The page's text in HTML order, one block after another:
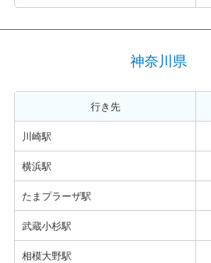
神奈川県
行き先
川崎駅
横浜駅
たまプラーザ駅
武蔵小杉駅
相模大野駅